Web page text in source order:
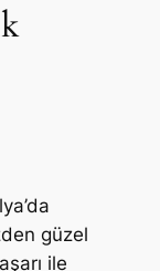
güzel
ile